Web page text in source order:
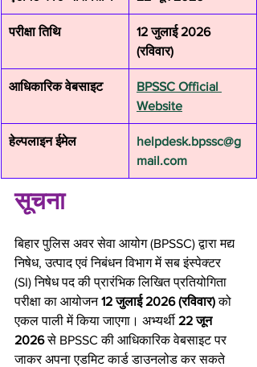
परीक्षा तिथि
12 जुलाई 2026
(रविवार)
आधिकारिक वेबसाइट
BPSSC Official
Website
हेल्पलाइन ईमेल
helpdesk.bpssc@g
mail.com
सूचना
बिहार पुलिस अवर सेवा आयोग (BPSSC) द्वारा मद्य
निषेध, उत्पाद एवं निबंधन विभाग में सब इंस्पेक्टर
(SI) निषेध पद की प्रारंभिक लिखित प्रतियोगिता
परीक्षा का आयोजन 12 जुलाई 2026 (रविवार) को
एकल पाली में किया जाएगा। अभ्यर्थी 22 जून
2026 से BPSSC की आधिकारिक वेबसाइट पर
जाकर अपना एडमिट कार्ड डाउनलोड कर सकते